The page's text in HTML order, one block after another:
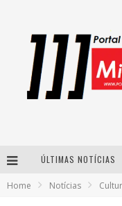
ÚLTIMAS NOTÍCIAS
Home Notícias